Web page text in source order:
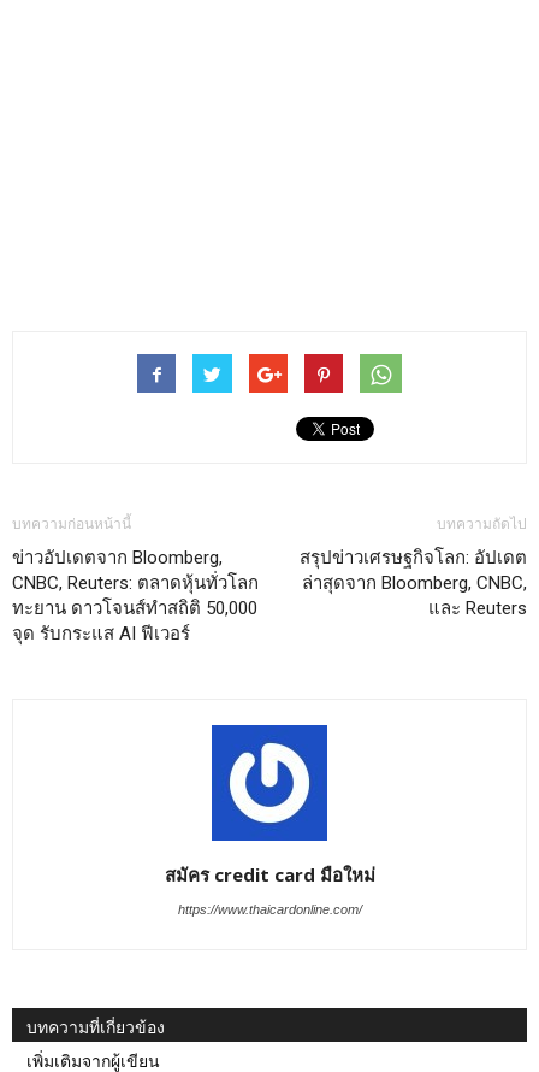
บทความก่อนหน้านี้
ข่าวอัปเดตจาก Bloomberg,
CNBC, Reuters: ตลาดหุ้นทั่วโลก
ทะยาน ดาวโจนส์ทำสถิติ 50,000
จุด รับกระแส AI ฟีเวอร์
บทความถัดไป
สรุปข่าวเศรษฐกิจโลก: อัปเดต
ล่าสุดจาก Bloomberg, CNBC,
และ Reuters
สมัคร credit card มือใหม่
https://www.thaicardonline.com/
บทความที่เกี่ยวข้อง
เพิ่มเติมจากผู้เขียน